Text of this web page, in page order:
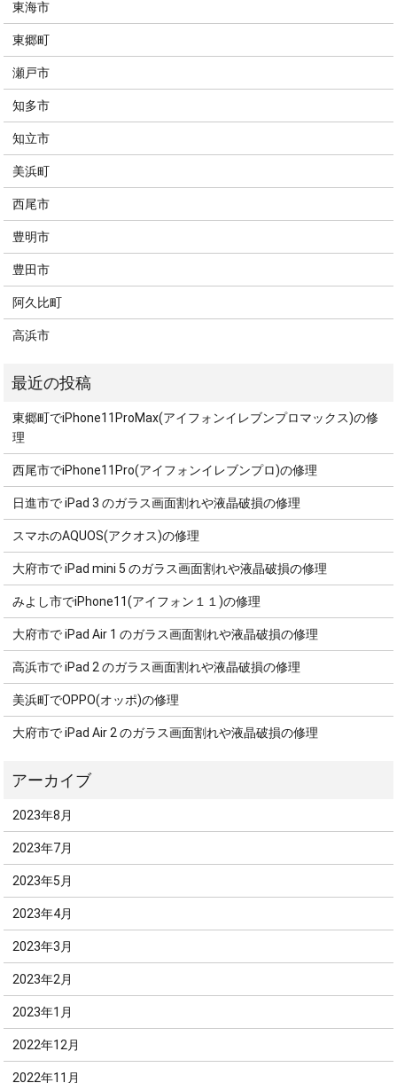
東海市
東郷町
瀬戸市
知多市
知立市
美浜町
西尾市
豊明市
豊田市
阿久比町
高浜市
東郷町でiPhone11ProMax(アイフォンイレブンプロマックス)の修
理
西尾市でiPhone11Pro(アイフォンイレブンプロ)の修理
日進市で iPad 3 のガラス画面割れや液晶破損の修理
スマホのAQUOS(アクオス)の修理
大府市で iPad mini 5 のガラス画面割れや液晶破損の修理
みよし市でiPhone11(アイフォン１１)の修理
大府市で iPad Air 1 のガラス画面割れや液晶破損の修理
高浜市で iPad 2 のガラス画面割れや液晶破損の修理
美浜町でOPPO(オッポ)の修理
大府市で iPad Air 2 のガラス画面割れや液晶破損の修理
2023年8月
2023年7月
2023年5月
2023年4月
2023年3月
2023年2月
2023年1月
2022年12月
2022年11月